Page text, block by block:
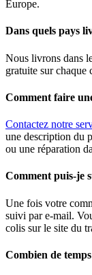
Europe.
Dans quels pays
Nous livrons dans
gratuite sur chaque
Comment faire
Contactez notre
une description du
ou une réparation
Comment puis-je
Une fois votre
suivi par e-mail.
colis sur le site du
Combien de